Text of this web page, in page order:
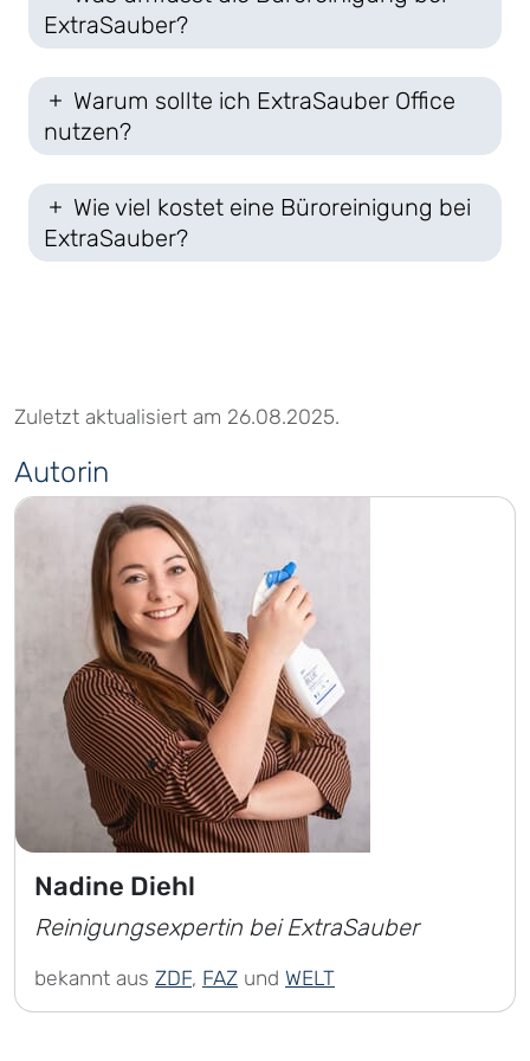
ExtraSauber?
Warum sollte ich ExtraSauber Office
nutzen?
Wie viel kostet eine Büroreinigung bei
ExtraSauber?
Zuletzt aktualisiert am 26.08.2025.
Autorin
Nadine Diehl
Reinigungsexpertin bei ExtraSauber
bekannt aus ZDF, FAZ und WELT